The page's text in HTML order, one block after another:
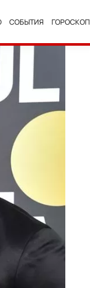
СОБЫТИЯ ГОРОСКОП